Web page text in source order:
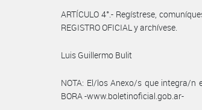
ARTÍCULO 4°.- Regístrese,
REGISTRO OFICIAL y archívese.
Luis Guillermo Bulit
NOTA: El/los Anexo/s que integra/n
BORA -www.boletinoficial.gob.ar-